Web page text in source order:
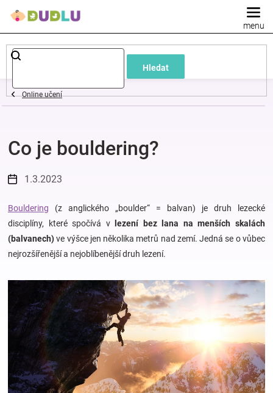
Hledat
Dětské
a
oblečení
Pokojíček
a
kojenecká
Hračky
zábava
Online učení
Co je bouldering?
1.3.2023
Bouldering (z anglického „boulder“ = balvan) je druh lezecké
disciplíny, které spočívá v
lezení bez lana na menších skalách
(balvanech)ve výšce jen několika metrů nad zemí. Jedná se o vůbec
nejrozšířenější a nejoblíbenější druh lezení.